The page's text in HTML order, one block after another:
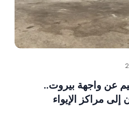
عن واجهة بيروت..
إلى مراكز الإيواء